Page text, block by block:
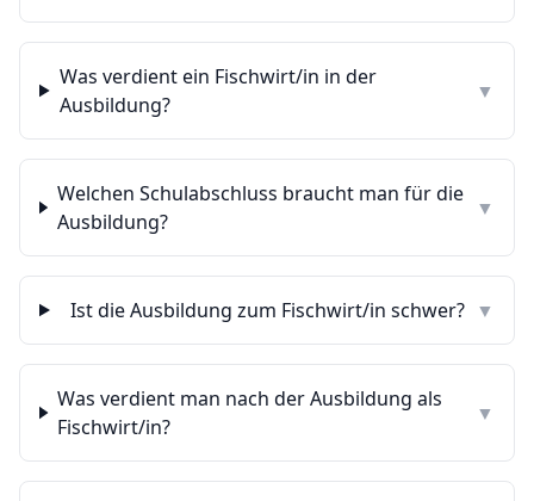
Was verdient ein Fischwirt/in in der
Ausbildung?
▼
Welchen Schulabschluss braucht man für die
Ausbildung?
▼
Ist die Ausbildung zum Fischwirt/in schwer? ▼
Was verdient man nach der Ausbildung als
Fischwirt/in?
▼